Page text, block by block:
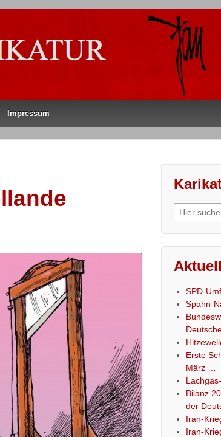
Impressum
Search
for:
SPD-
Spahn-
Erste
März …
Bilanz
der
Iran-
Iran-